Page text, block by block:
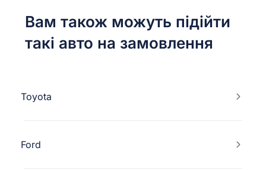
Вам також можуть підійти
такі авто на замовлення
Toyota
Ford